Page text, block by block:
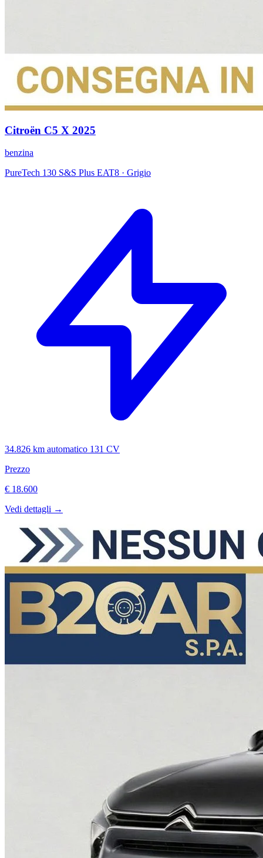
Citroën C5 X 2025
benzina
PureTech 130 S&S Plus EAT8 · Grigio
34.826 km automatico 131 CV
Prezzo
€ 18.600
Vedi dettagli →